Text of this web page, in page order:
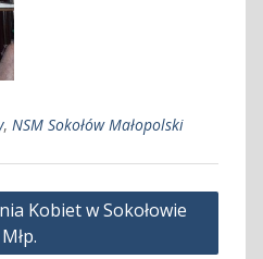
, NSM Sokołów Małopolski
Kobiet w Sokołowie
Młp.